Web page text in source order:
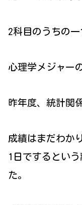
2科目のうちの
心理学メジャー
昨年度、統計関
成績はまだわか
1日でするとい
た。